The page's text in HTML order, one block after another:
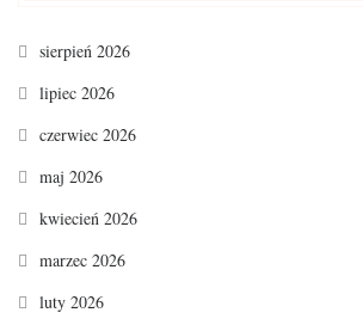
sierpień 2026
lipiec 2026
czerwiec 2026
maj 2026
kwiecień 2026
marzec 2026
luty 2026